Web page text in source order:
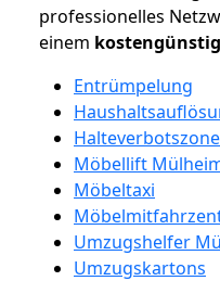
professionelles
einem
Entrümpelung
Möbellift
Möbeltaxi
Umzugshelfer
Umzugskartons